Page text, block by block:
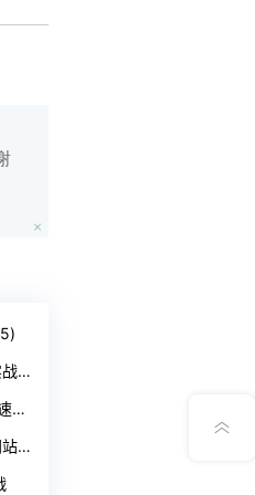
发
发